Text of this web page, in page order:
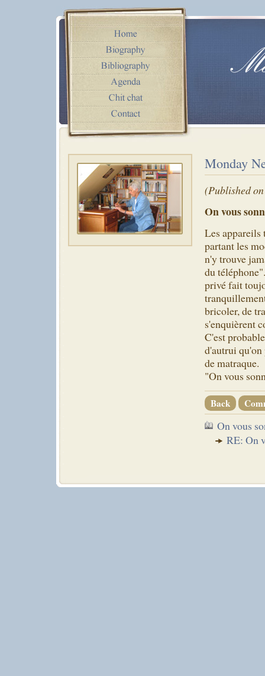
Monday
(Published
On vous
Les appareils
partant les
n'y trouve
du
privé fait
bricoler, de
s'enquièrent
C'est
d'autrui qu'on
de matraque.
"On vous
Back
On vous
RE: On